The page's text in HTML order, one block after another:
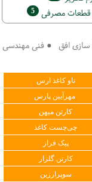
قطعات مصرفی 5
افق ● فنی مهندسی
تاو کاغذ ارس
مهرآیین پارس
کارتن میهن
چی‌چست کاغذ
پیک فراز
کارتن گلزار
سوپرارزین